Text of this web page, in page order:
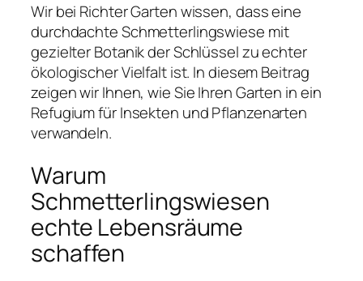
Wir bei Richter Garten wissen, dass eine
durchdachte Schmetterlingswiese mit
gezielter Botanik der Schlüssel zu echter
ökologischer Vielfalt ist. In diesem Beitrag
zeigen wir Ihnen, wie Sie Ihren Garten in ein
Refugium für Insekten und Pflanzenarten
verwandeln.
Warum
Schmetterlingswiesen
echte Lebensräume
schaffen